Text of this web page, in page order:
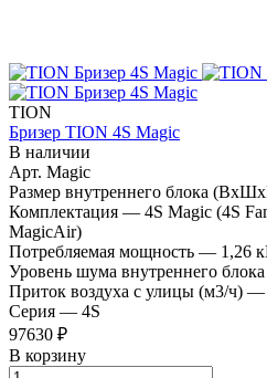
TION
Бризер TION 4S Magic
В наличии
Арт. Magic
Размер внутреннего блока
Комплектация — 4S Magic (4S
MagicAir)
Потребляемая мощность — 1,26
Уровень шума внутреннего блока
Приток воздуха с улицы (м3/ч) —
Серия — 4S
97630 ₽
В корзину